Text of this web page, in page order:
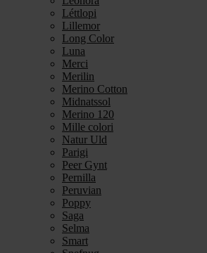
Léttlopi
Lillemor
Long Color
Luna
Merci
Merilin
Merino Cotton
Midnatssol
Merino 120
Mille colori
Natur Uld
Parigi
Peer Gynt
Pernilla
Peruvian
Poppy
Saga
Selma
Smart